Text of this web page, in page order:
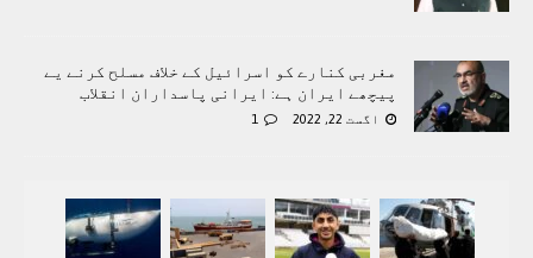
مغربی کنارے کو اسرائیل کے خلاف مسلح کرنے یے
پيچھے ايران ہے: ایرانی پاسداران انقلاب
اگست 22, 2022 1